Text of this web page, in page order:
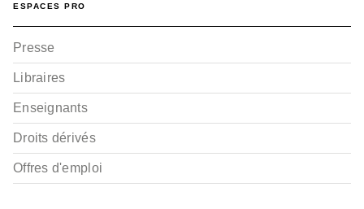
ESPACES PRO
Presse
Libraires
Enseignants
Droits dérivés
Offres d'emploi